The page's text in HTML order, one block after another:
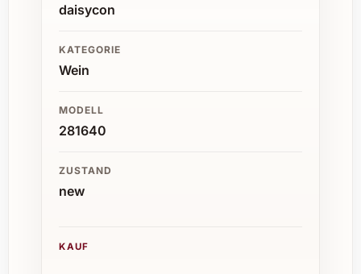
daisycon
KATEGORIE
Wein
MODELL
281640
ZUSTAND
new
KAUF